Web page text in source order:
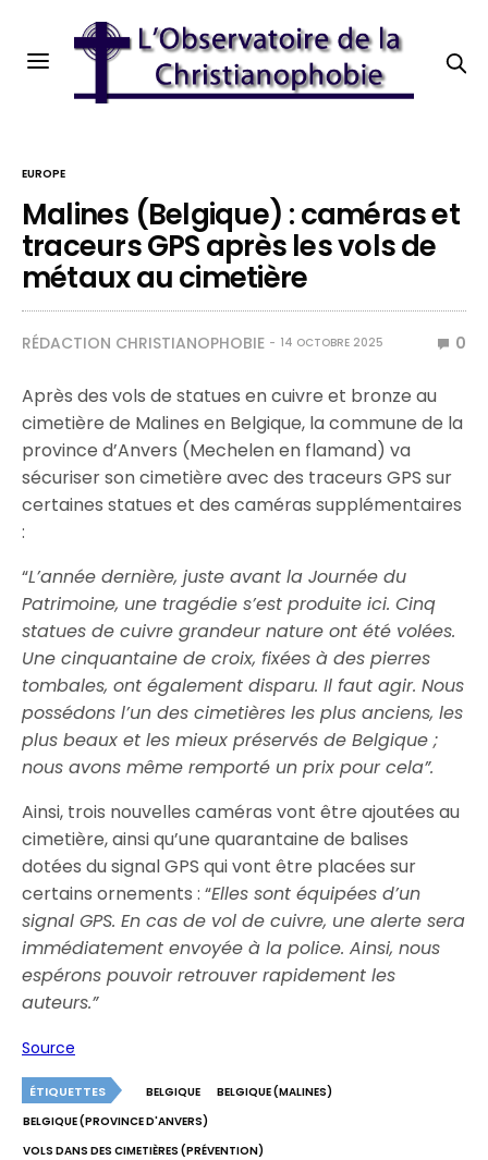
EUROPE
Malines (Belgique) : caméras et
traceurs GPS après les vols de
métaux au cimetière
RÉDACTION CHRISTIANOPHOBIE 14 OCTOBRE 2025 0
Après des vols de statues en cuivre et bronze au
cimetière de Malines en Belgique, la commune de la
province d’Anvers (Mechelen en flamand) va
sécuriser son cimetière avec des traceurs GPS sur
certaines statues et des caméras supplémentaires
:
“L’année dernière, juste avant la Journée du
Patrimoine, une tragédie s’est produite ici. Cinq
statues de cuivre grandeur nature ont été volées.
Une cinquantaine de croix, fixées à des pierres
tombales, ont également disparu. Il faut agir. Nous
possédons l’un des cimetières les plus anciens, les
plus beaux et les mieux préservés de Belgique ;
nous avons même remporté un prix pour cela”.
Ainsi, trois nouvelles caméras vont être ajoutées au
cimetière, ainsi qu’une quarantaine de balises
dotées du signal GPS qui vont être placées sur
certains ornements : “Elles sont équipées d’un
signalGPS. En cas de vol de cuivre, une alerte sera
immédiatement envoyée à la police. Ainsi, nous
espérons pouvoir retrouver rapidement les
auteurs.”
Source
ÉTIQUETTES BELGIQUE
BELGIQUE (MALINES)
BELGIQUE (PROVINCE D'ANVERS)
VOLS DANS DES CIMETIÈRES (PRÉVENTION)